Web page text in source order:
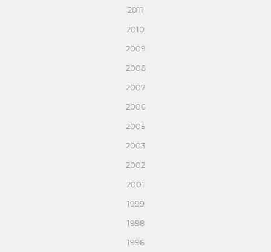
2011
2010
2009
2008
2007
2006
2005
2003
2002
2001
1999
1998
1996